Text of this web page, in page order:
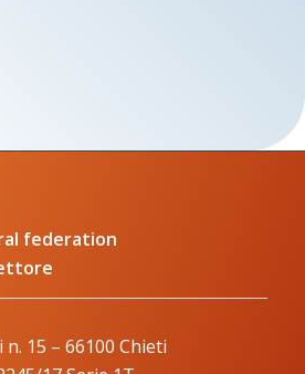
federation
15 – 66100 Chieti